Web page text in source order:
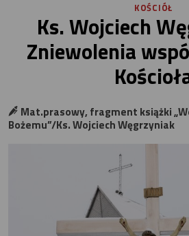
KOŚCIÓŁ
Ks. Wojciech
Zniewolenia
Mat.prasowy, fragment książki
Bożemu”/Ks. Wojciech Węgrzyniak